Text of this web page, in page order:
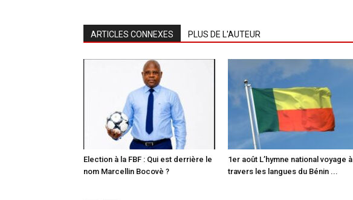
ARTICLES CONNEXES PLUS DE L'AUTEUR
Election à la FBF : Qui est derrière le
nom Marcellin Bocovè ?
1er août L’hymne national voyage à
travers les langues du Bénin ...